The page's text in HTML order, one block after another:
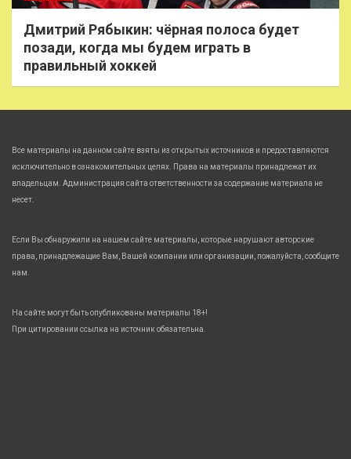
Дмитрий Рябыкин: чёрная полоса будет
позади, когда мы будем играть в
правильный хоккей
Все материалы на данном сайте взяты из открытых источников и предоставляются
исключительно в ознакомительных целях. Права на материалы принадлежат их
владельцам. Администрация сайта ответственности за содержание материала не
несет.
Если Вы обнаружили на нашем сайте материалы, которые нарушают авторские
права, принадлежащие Вам, Вашей компании или организации, пожалуйста, сообщите
нам.
На сайте могут быть опубликованы материалы 18+!
При цитировании ссылка на источник обязательна.